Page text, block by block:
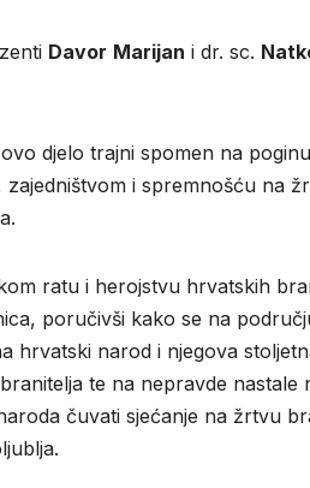
Davor Marijan i dr. sc.
djelo trajni spomen na
i spremnošću na
ratu i herojstvu hrvatskih
poručivši kako se na
hrvatski narod i njegova
te na nepravde nastale
čuvati sjećanje na žrtvu